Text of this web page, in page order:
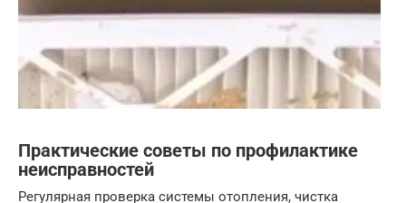
Практические советы по профилактике
неисправностей
Регулярная проверка системы отопления, чистка